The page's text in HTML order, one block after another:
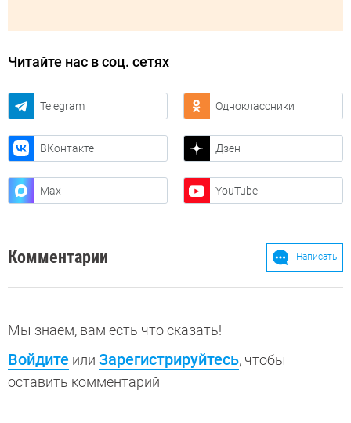
Читайте нас в соц. сетях
Telegram Одноклассники
ВКонтакте Дзен
Max YouTube
Комментарии Написать
Мы знаем, вам есть что сказать!
Войдите или Зарегистрируйтесь, чтобы
оставить комментарий